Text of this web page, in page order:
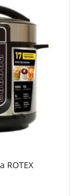
ROTEX